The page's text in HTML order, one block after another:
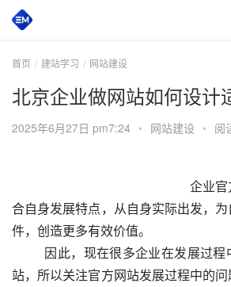
首页 建站学习 网站建设
北京企业做网站如何设计
2025年6月27日 pm7:24 • 网站建设 • 阅
合自身发展特点，从自身实际出发，
件，创造更多有效价值。
站，所以关注官方网站发展过程中的